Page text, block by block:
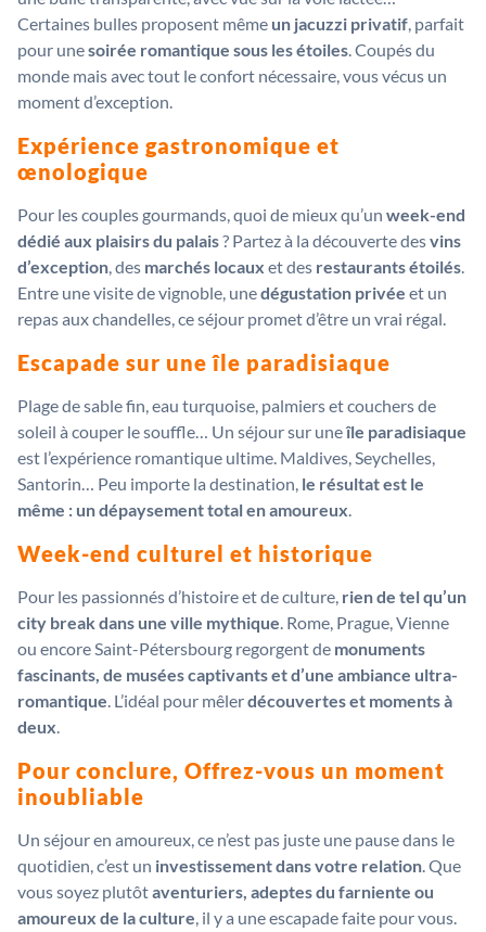
Certaines bulles proposent même un jacuzzi privatif, parfait
pour unesoirée romantique sous les étoiles. Coupés du
monde mais avec tout le confort nécessaire, vous vécus un
moment d’exception.
Expérience gastronomique et
œnologique
Pour les couples gourmands, quoi de mieux qu’un week-end
dédié aux plaisirs du palais? Partez à la découverte desvins
d’exception, des marchés locaux et des restaurants étoilés.
Entre une visite de vignoble, unedégustation privée et un
repas aux chandelles, ce séjour promet d’être un vrai régal.
Escapade sur une île paradisiaque
Plage de sable fin, eau turquoise, palmiers et couchers de
soleil à couper le souffle… Un séjour sur uneîle paradisiaque
est l’expérience romantique ultime. Maldives, Seychelles,
Santorin… Peu importe la destination, le résultat est le
même : un dépaysement total en amoureux.
Week-end culturel et historique
Pour les passionnés d’histoire et de culture, rien de tel qu’un
city break dans une ville mythique. Rome, Prague, Vienne
ou encore Saint-Pétersbourg regorgent de monuments
fascinants, de musées captivants et d’une ambiance ultra-
romantique. L’idéal pour mêlerdécouvertes et moments à
deux.
Pour conclure, Offrez-vous un moment
inoubliable
Un séjour en amoureux, ce n’est pas juste une pause dans le
quotidien, c’est un investissement dans votre relation. Que
vous soyez plutôtaventuriers, adeptes du farniente ou
amoureux de la culture, il y a une escapade faite pour vous.